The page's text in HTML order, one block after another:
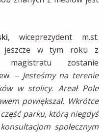
, wiceprezydent m.st.
jeszcze w tym roku z
magistratu zostanie
– Jesteśmy na terenie
w stolicy. Areał Pole
powiększał. Wkrótce
parku, którą niegdyś
społecznym